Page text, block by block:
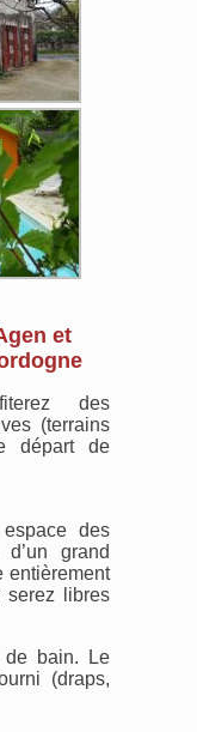
et
des
(terrains
départ de
des
grand
entièrement
serez libres
de bain. Le
(draps,